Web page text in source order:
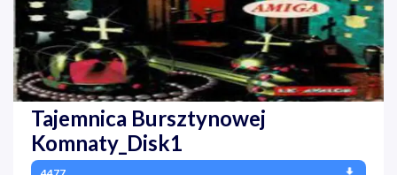
Tajemnica Bursztynowej
Komnaty_Disk1
4477